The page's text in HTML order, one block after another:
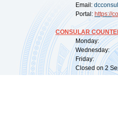
Email:
Portal: https://
CONSULAR
Monday:
Wednesday:
Friday:
Closed on 2